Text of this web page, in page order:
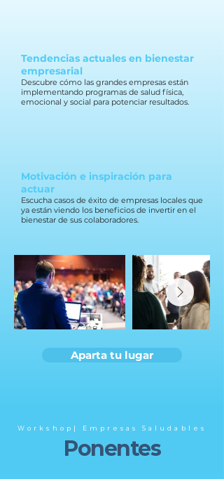
Tendencias actuales en bienestar
empresarial
Descubre cómo las grandes empresas están
implementando programas de salud física,
emocional y social para potenciar resultados.
Motivación e inspiración para
actuar
Escucha casos de éxito de empresas locales que
ya están viendo los beneficios de invertir en el
bienestar de sus colaboradores.
Aparta tu lugar
Workshop| Empresas Saludables
Ponentes